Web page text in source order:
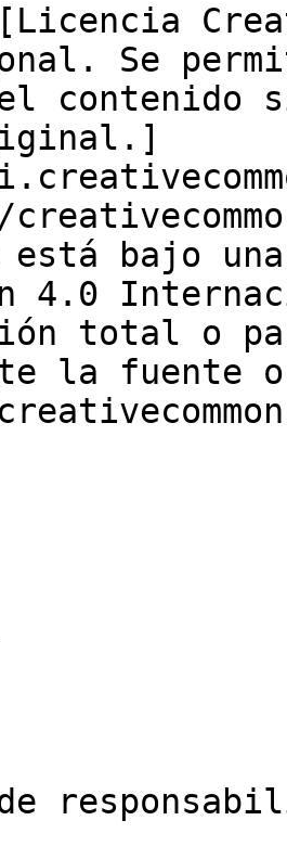
Se
contenido
bajo
4.0
total o
la fuente